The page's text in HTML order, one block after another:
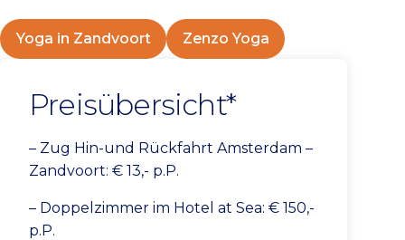
Yoga in Zandvoort Zenzo Yoga
Preisübersicht*
– Zug Hin-und Rückfahrt Amsterdam –
Zandvoort: € 13,- p.P.
– Doppelzimmer im Hotel at Sea: € 150,-
p.P.